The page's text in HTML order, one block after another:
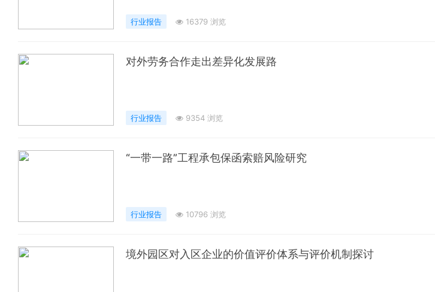
行业报告 16379 浏览
对外劳务合作走出差异化发展路
行业报告 9354 浏览
“一带一路”工程承包保函索赔风险研究
行业报告 10796 浏览
境外园区对入区企业的价值评价体系与评价机制探讨